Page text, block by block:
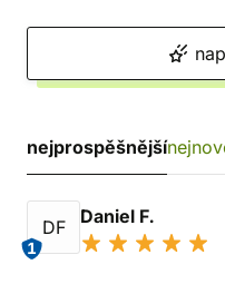
nejprospěšnější
DF
1
Daniel F.